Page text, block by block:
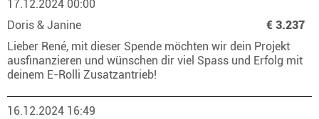
17.12.2024 00:00
Doris & Janine
€ 3.237
Lieber René, mit dieser Spende möchten wir dein Projekt
ausfinanzieren und wünschen dir viel Spass und Erfolg mit
deinem E-Rolli Zusatzantrieb!
16.12.2024 16:49